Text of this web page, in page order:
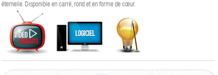
éternelle. Disponible en carré, rond et en forme de cœur.